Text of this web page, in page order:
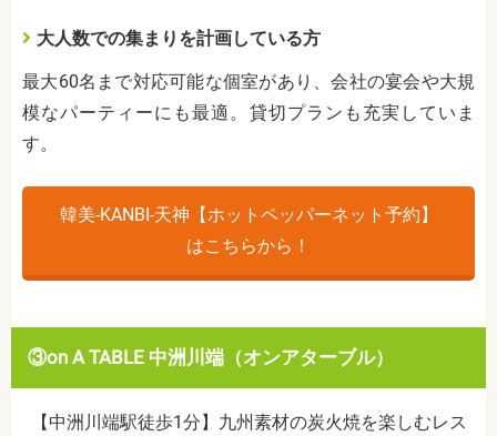
大人数での集まりを計画している方
最大60名まで対応可能な個室があり、会社の宴会や大規
模なパーティーにも最適。貸切プランも充実していま
す。
韓美-KANBI-天神【ホットペッパーネット予約】
はこちらから！
③on A TABLE 中洲川端 （オンアターブル）
【中洲川端駅徒歩1分】九州素材の炭火焼を楽しむレス